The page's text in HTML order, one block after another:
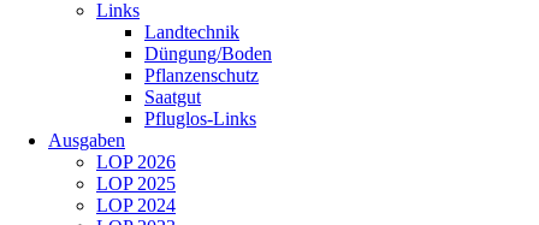
Links
Landtechnik
Düngung/Boden
Pflanzenschutz
Saatgut
Pfluglos-Links
Ausgaben
LOP 2026
LOP 2025
LOP 2024